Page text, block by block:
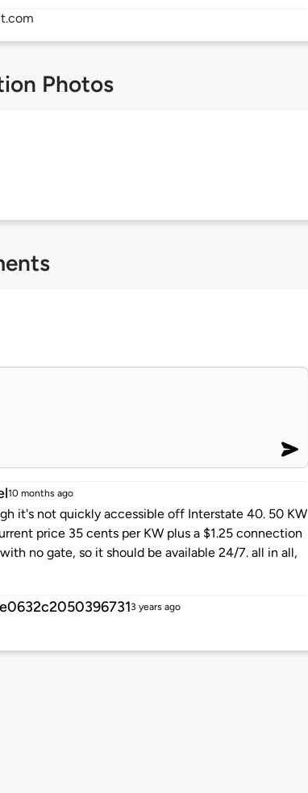
Photos
10 months ago
it's not quickly accessible off Interstate 40. 50 KW
price 35 cents per KW plus a $1.25 connection
no gate, so it should be available 24/7. all in all,
3 years ago